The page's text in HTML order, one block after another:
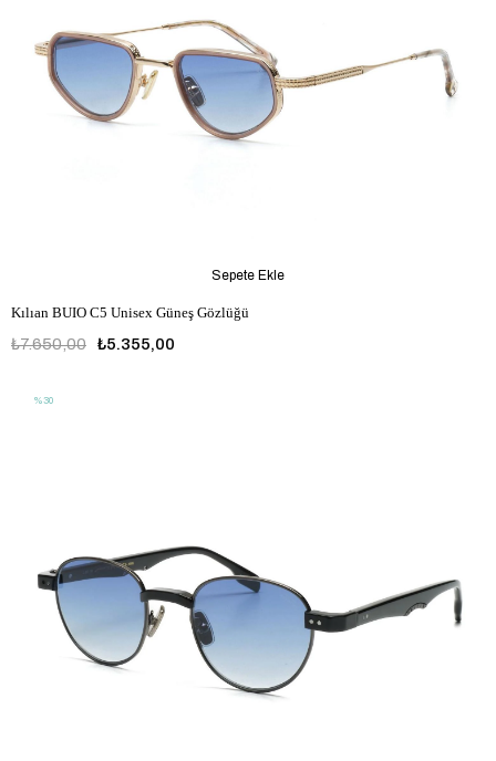
Kılıan BUIO C5 Unisex Güneş Gözlüğü
₺5.355,00
₺7.650,00
Sepete Ekle
%30